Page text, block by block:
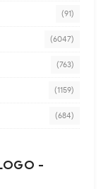
(91)
(6047)
(763)
(1159)
(684)
-